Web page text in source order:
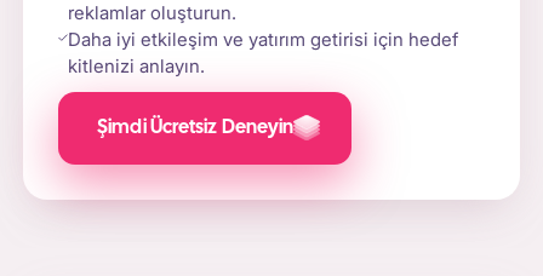
reklamlar oluşturun.
Daha iyi etkileşim ve yatırım getirisi için hedef
kitlenizi anlayın.
Şimdi Ücretsiz Deneyin